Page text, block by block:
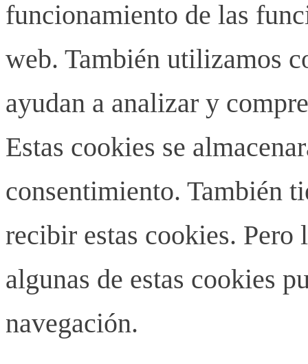
funcionamiento de las
web. También utilizamos
ayudan a analizar y
Estas cookies se
consentimiento. También
recibir estas cookies.
algunas de estas cookies
navegación.